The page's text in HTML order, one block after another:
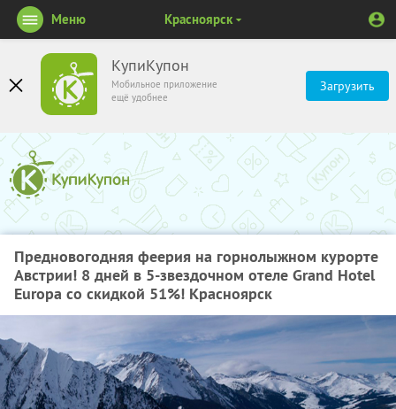
КупиКупон
Мобильное приложение
ещё удобнее
Загрузить
Меню Красноярск
Предновогодняя феерия на горнолыжном курорте
Австрии! 8 дней в 5-звездочном отеле Grand Hotel
Europa со скидкой 51%! Красноярск